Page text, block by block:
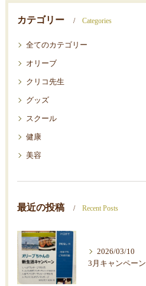
カテゴリー Categories
全てのカテゴリー
オリーブ
クリコ先生
グッズ
スクール
健康
美容
最近の投稿 Recent Posts
2026/03/10
3月キャンペーン